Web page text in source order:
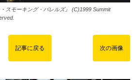
スモーキング・バレルズ』 (C)1999 Summit
記事に戻る 次の画像